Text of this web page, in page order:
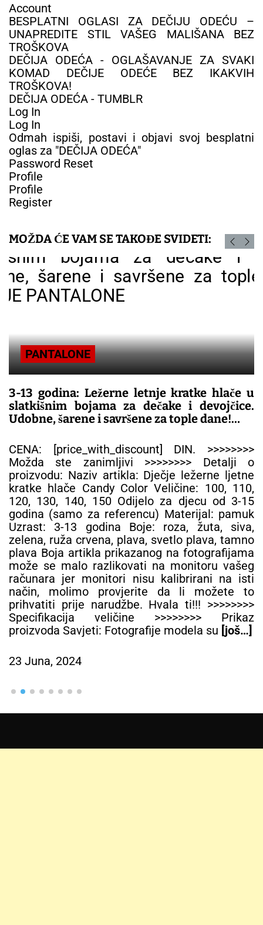
Account
BESPLATNI OGLASI ZA DEČIJU ODEĆU –
UNAPREDITE STIL VAŠEG MALIŠANA BEZ
TROŠKOVA
DEČIJA ODEĆA - OGLAŠAVANJE ZA SVAKI
KOMAD DEČIJE ODEĆE BEZ IKAKVIH
TROŠKOVA!
DEČIJA ODEĆA - TUMBLR
Log In
Log In
Odmah ispiši, postavi i objavi svoj besplatni
oglas za "DEČIJA ODEĆA"
Password Reset
Profile
Profile
Register
MOŽDA ĆE VAM SE TAKOĐE SVIDETI:
PANTALONE
3-13 godina: Ležerne letnje kratke hlače u
slatkišnim bojama za dečake i devojčice.
Udobne, šarene i savršene za tople dane!
– DEČIJE PANTALONE
CENA: [price_with_discount] DIN. >>>>>>>>
Možda ste zanimljivi >>>>>>>> Detalji o
proizvodu: Naziv artikla: Dječje ležerne ljetne
kratke hlače Candy Color Veličine: 100, 110,
120, 130, 140, 150 Odijelo za djecu od 3-15
godina (samo za referencu) Materijal: pamuk
Uzrast: 3-13 godina Boje: roza, žuta, siva,
zelena, ruža crvena, plava, svetlo plava, tamno
plava Boja artikla prikazanog na fotografijama
može se malo razlikovati na monitoru vašeg
računara jer monitori nisu kalibrirani na isti
način, molimo provjerite da li možete to
prihvatiti prije narudžbe. Hvala ti!!! >>>>>>>>
Specifikacija veličine >>>>>>>> Prikaz
proizvoda Savjeti: Fotografije modela su [još…]
23 Juna, 2024